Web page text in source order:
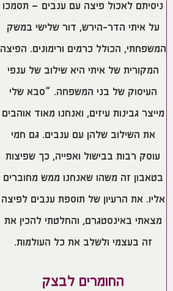
ניסיתם לאכול פיצה עם ענבים – תסמכו
על איתי הדר-הירש, דור שלישי במשק
המשפחתי, הכולל כרמים ורימונים. הפיצה
המקורית של איתי היא שילוב של ענפי
העיסוק של בני המשפחה. “סבא שלי
מייצר גבינות עיזים, ואנחנו מאוד אוהבים
את השילוב שלהן עם ענבים. גם חמי
עוסק רבות בבישול ואפייה, כך שפיצות
בטאבון זה משהו שאנחנו ממש מחוברים
אליו. את הרעיון של תוספת ענבים לפיצה
מצאתי באינסטגרם, והחלטתי להכין את
זה בעצמי ולשלב את כל העולמות.
החומרים לבצק